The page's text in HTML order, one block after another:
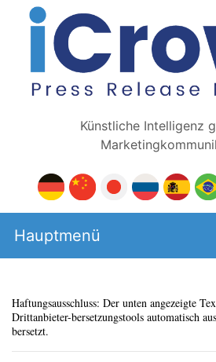
Künstliche Intelligenz
Hauptmenü
Haftungsausschluss: Der unten angezeigte
Drittanbieter-bersetzungstools automatisch
bersetzt.